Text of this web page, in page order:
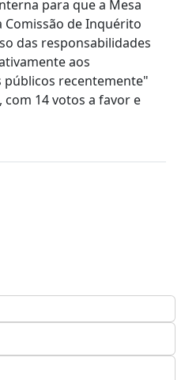
para que a Mesa
Comissão de Inquérito
das responsabilidades
aos
recentemente"
14 votos a favor e